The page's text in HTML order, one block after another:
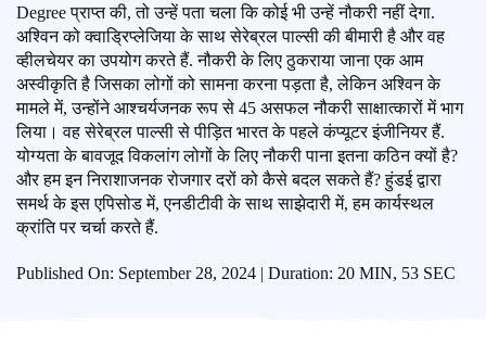
Degree प्राप्त की, तो उन्हें पता चला कि कोई भी उन्हें नौकरी नहीं देगा.
अश्विन को क्वाड्रिप्लेजिया के साथ सेरेब्रल पाल्सी की बीमारी है और वह
व्हीलचेयर का उपयोग करते हैं. नौकरी के लिए ठुकराया जाना एक आम
अस्वीकृति है जिसका लोगों को सामना करना पड़ता है, लेकिन अश्विन के
मामले में, उन्होंने आश्चर्यजनक रूप से 45 असफल नौकरी साक्षात्कारों में भाग
लिया। वह सेरेब्रल पाल्सी से पीड़ित भारत के पहले कंप्यूटर इंजीनियर हैं.
योग्यता के बावजूद विकलांग लोगों के लिए नौकरी पाना इतना कठिन क्यों है?
और हम इन निराशाजनक रोजगार दरों को कैसे बदल सकते हैं? हुंडई द्वारा
समर्थ के इस एपिसोड में, एनडीटीवी के साथ साझेदारी में, हम कार्यस्थल
क्रांति पर चर्चा करते हैं.
Published On: September 28, 2024 | Duration: 20 MIN, 53 SEC